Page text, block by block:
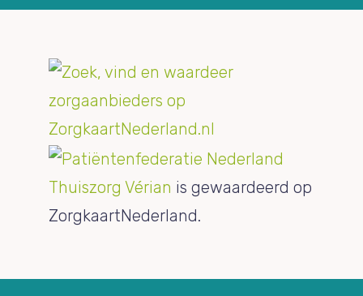
Thuiszorg Vérian is gewaardeerd op
ZorgkaartNederland.